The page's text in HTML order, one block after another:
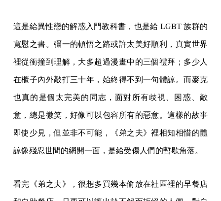
這是給異性戀的解惑入門教科書，也是給 LGBT 族群的
寬慰之書。彌一的頓悟之路或許太美好順利，真實世界
裡從衝撞到理解，大多超過漫畫中的三個禮拜；多少人
在櫃子內外敲打三十年，始終得不到一句體諒。而麥克
也真的是個太完美的同志，面對所有歧視、困惑、敵
意，總是微笑，好像可以包容所有的惡意。這樣的故事
即使少見，但並非不可能，《弟之夫》裡相知相惜的體
諒像殘忍世間的網開一面，是給受傷人們的暫歇角落。
看完《弟之夫》，很想多買幾本偷放在社區裡的早餐店